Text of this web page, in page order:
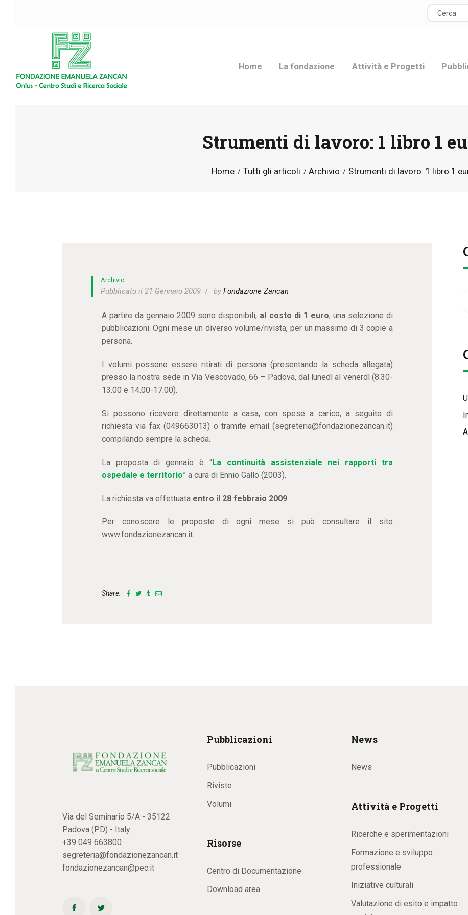
Home La fondazione Attività e Progetti
Strumenti di lavoro: 1 libro 1
Home Tutti gli articoli Archivio Strumenti di lavoro: 1 libro 1
ATTIVITÀ E
PUBBLICAZIONI
Archivio
Pubblicato il 21 Gennaio 2009 byFondazione Zancan
A partire da gennaio 2009 sono disponibili, al costo di 1 euro, una selezione di
pubblicazioni. Ogni mese un diverso volume/rivista, per un massimo di 3 copie a
persona.
I volumi possono essere ritirati di persona (presentando la scheda allegata)
presso la nostra sede in Via Vescovado, 66 – Padova, dal lunedì al venerdì (8.30-
13.00 e 14.00-17.00).
Si possono ricevere direttamente a casa, con spese a carico, a seguito di
richiesta via fax (049663013) o tramite email (segreteria@fondazionezancan.it)
compilando sempre la scheda.
La proposta di gennaio è “La continuità assistenziale nei rapporti tra
ospedale e territorio” a cura di Ennio Gallo (2003).
La richiesta va effettuata entro il 28 febbraio 2009.
Per conoscere le proposte di ogni mese si può consultare il sito
www.fondazionezancan.it.
Share:
Via del Seminario 5/A - 35122
Padova (PD) - Italy
+39 049 663800
segreteria@fondazionezancan.it
fondazionezancan@pec.it
Pubblicazioni
Pubblicazioni
Riviste
Volumi
Risorse
Centro di Documentazione
Download area
News
News
Attività e Progetti
Ricerche e sperimentazioni
Formazione e sviluppo
professionale
Iniziative culturali
Valutazione di esito e impatto